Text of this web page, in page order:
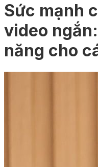
Sức mạnh
video
năng cho